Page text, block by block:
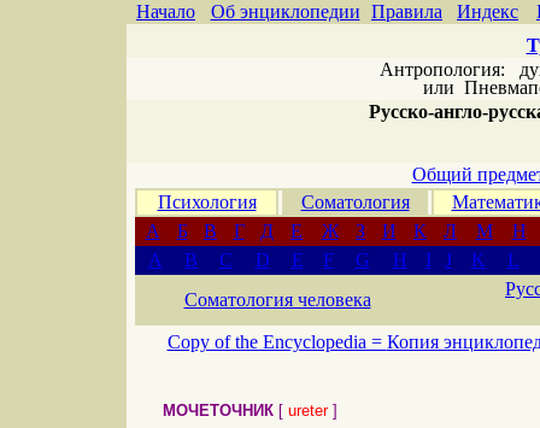
Начало Об энциклопедии Правила Индекс
Антропология:
или
Русско-англо-
Общий
Психология
Соматология
А
Б В Г Д Е Ж З И К Л М
Н
A
B C D E F G H I J K
L
Соматология человека
Copy of the Encyclopedia = Копия
МОЧЕТОЧНИК [ ureter]